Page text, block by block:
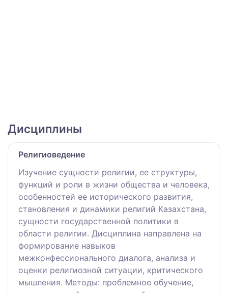
Дисциплины
Религиоведение
Изучение сущности религии, ее структуры,
функций и роли в жизни общества и человека,
особенностей ее исторического развития,
становления и динамики религий Казахстана,
сущности государственной политики в
области религии. Дисциплина направлена на
формирование навыков
межконфессионального диалога, анализа и
оценки религиозной ситуации, критического
мышления. Методы: проблемное обучение,